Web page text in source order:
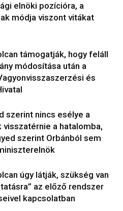
elnöki pozícióra, a
módja viszont vitákat
támogatják, hogy feláll
módosítása után a
és
szerint nincs esélye a
visszatérnie a hatalomba,
szerint Orbánból sem
úgy látják, szükség van
az előző rendszer
kapcsolatban